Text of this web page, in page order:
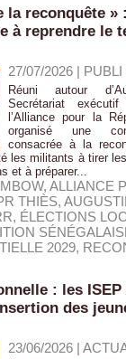
la reconquête »
à reprendre le
27/07/2026| PUBLI
Réuni autour
Secrétariat
l’Alliance pour la
organisé une
consacrée à la
les militants à tirer
et à préparer...
, ALLIANCE
THIÈS,
, ÉLECTIONS
2029,
: les ISEP
des
23/06/2026|